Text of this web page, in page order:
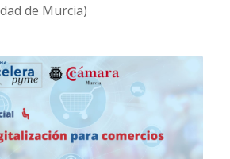
de Murcia)